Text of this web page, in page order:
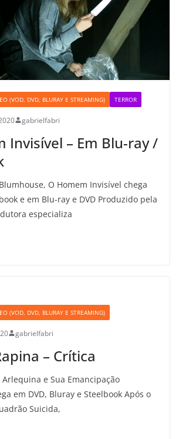
(VOD, DVD, BLURAY E STREAMING) TERROR
gabrielfabri
Invisível – Em Blu-ray /
O Homem Invisível chega
e em Blu-ray e DVD Produzido pela
especializa
(VOD, DVD, BLURAY E STREAMING)
gabrielfabri
– Crítica
e Sua Emancipação
em DVD, Bluray e Steelbook Após o
Suicida,